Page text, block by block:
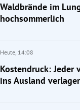
Waldbrände im
hochsommerlich
Heute, 14:08
Kostendruck:
ins Ausland